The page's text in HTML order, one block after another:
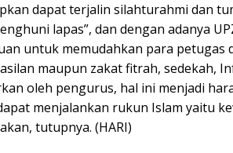
dapat terjalin silahturahmi dan
lapas”, dan dengan adanya
untuk memudahkan para petugas
maupun zakat fitrah, sedekah,
oleh pengurus, hal ini menjadi
menjalankan rukun Islam yaitu
tutupnya. (HARI)